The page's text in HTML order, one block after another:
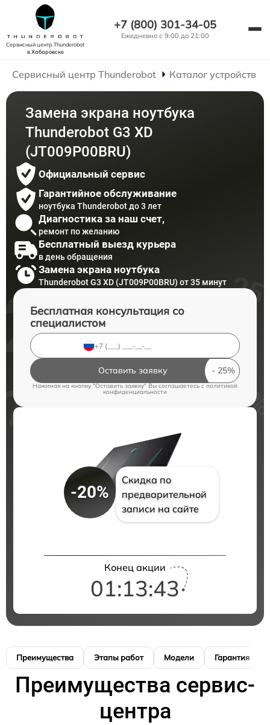
Сервисный центр Thunderobot
в Хабаровске
+7 (800) 301-34-05
Ежедневно с 9:00 до 21:00
Сервисный центр Thunderobot Каталог устройств
Замена экрана ноутбука
Thunderobot G3 XD
(JT009P00BRU)
Официальный сервис
Гарантийное обслуживание
ноутбука Thunderobot до 3 лет
Диагностика за наш счет,
ремонт по желанию
Бесплатный выезд курьера
в день обращения
Замена экрана ноутбука
Thunderobot G3 XD (JT009P00BRU) от 35 минут
Бесплатная консультация со
специалистом
Оставить заявку
Нажимая на кнопку "Оставить заявку" Вы соглашаетесь cполитикой
конфиденциальности
-20%
Скидка по
предварительной
записи на сайте
Конец акции
01:13:42
Преимущества Этапы работ Модели Гарантия
Преимущества сервис-
центра